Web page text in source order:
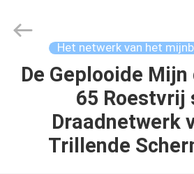
HUIS
PRODUCTEN
Reserved.
Het netwerk van het
De Geplooide Mijn
65 Roestvrij
Draadnetwerk
Trillende